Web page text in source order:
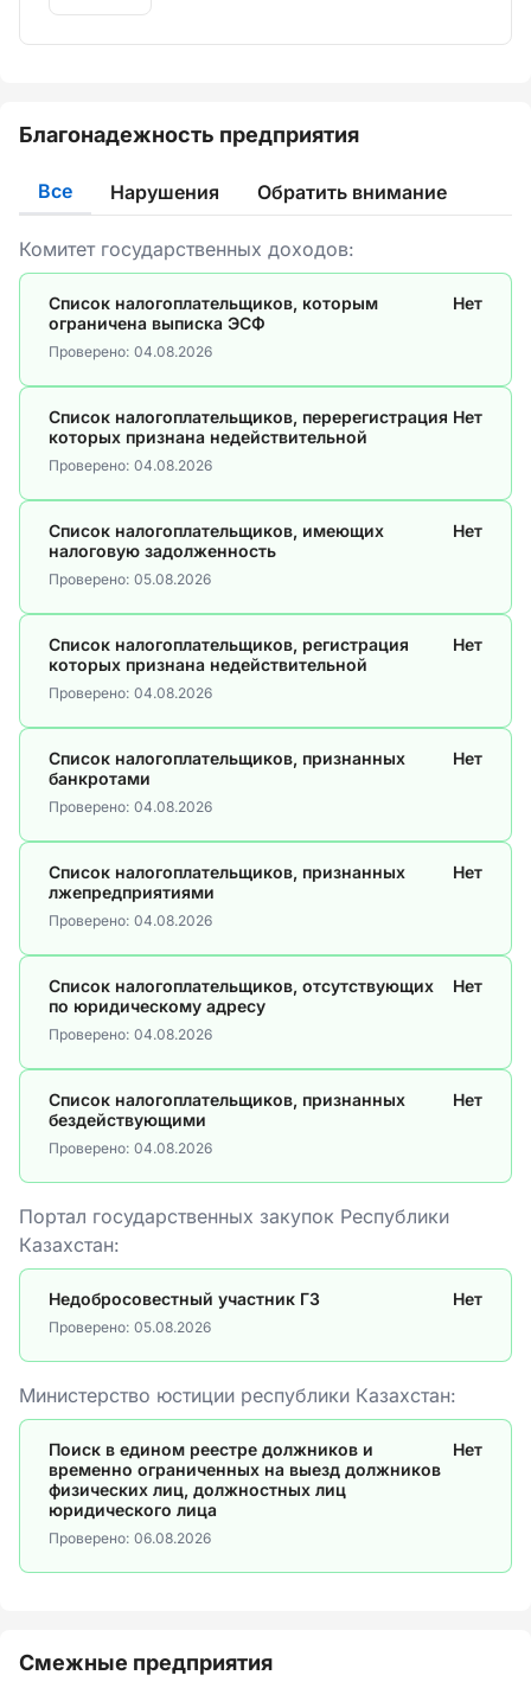
Благонадежность предприятия
Все Нарушения Обратить внимание
Комитет государственных доходов:
Список налогоплательщиков, которым
ограничена выписка ЭСФ
Нет
Проверено: 04.08.2026
Список налогоплательщиков, перерегистрация
которых признана недействительной
Нет
Проверено: 04.08.2026
Список налогоплательщиков, имеющих
налоговую задолженность
Нет
Проверено: 05.08.2026
Список налогоплательщиков, регистрация
которых признана недействительной
Нет
Проверено: 04.08.2026
Список налогоплательщиков, признанных
банкротами
Нет
Проверено: 04.08.2026
Список налогоплательщиков, признанных
лжепредприятиями
Нет
Проверено: 04.08.2026
Список налогоплательщиков, отсутствующих
по юридическому адресу
Нет
Проверено: 04.08.2026
Список налогоплательщиков, признанных
бездействующими
Нет
Проверено: 04.08.2026
Портал государственных закупок Республики
Казахстан:
Недобросовестный участник ГЗ Нет
Проверено: 05.08.2026
Министерство юстиции республики Казахстан:
Поиск в едином реестре должников и
временно ограниченных на выезд должников
физических лиц, должностных лиц
юридического лица
Нет
Проверено: 06.08.2026
Смежные предприятия